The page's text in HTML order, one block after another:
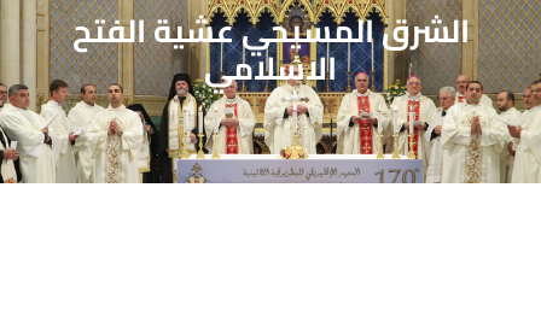
الشرق المسيحي عشية الفتح
الاسلامي